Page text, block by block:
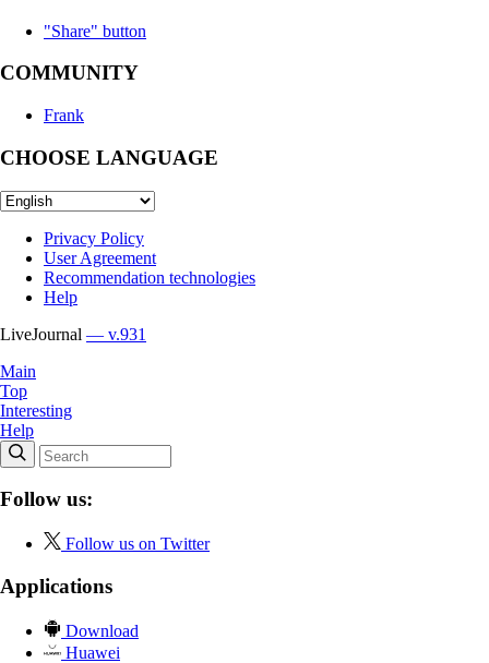
"Share" button
COMMUNITY
Frank
CHOOSE LANGUAGE
Privacy Policy
User Agreement
Recommendation technologies
Help
LiveJournal — v.931
Main
Top
Interesting
Help
Follow us:
Follow us on Twitter
Applications
Download
Huawei